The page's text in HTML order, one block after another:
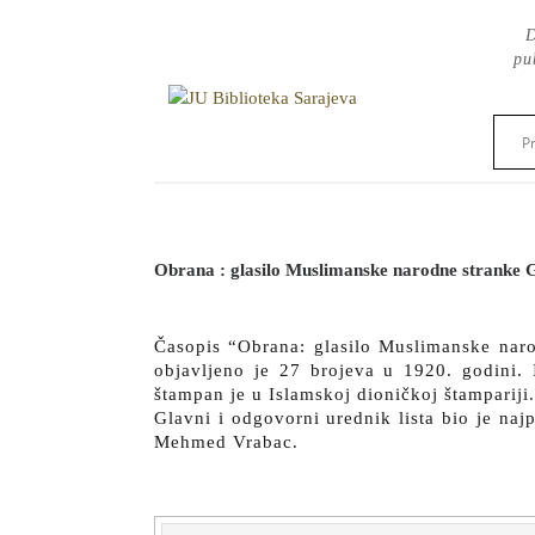
Obrana : glasilo Muslimanske narodne stranke
Časopis “Obrana: glasilo Muslimanske
objavljeno je 27 brojeva u 1920. godini.
štampan je u Islamskoj dioničkoj štampariji.
Glavni i odgovorni urednik lista bio je
Mehmed Vrabac.